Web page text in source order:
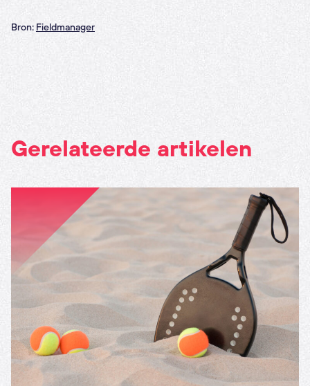
Bron: Fieldmanager
Gerelateerde artikelen